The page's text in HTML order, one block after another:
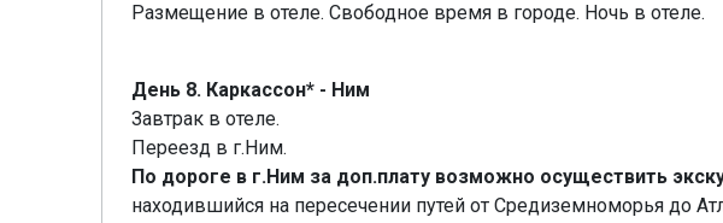
Размещение в отеле. Свободное время в городе. Ночь в отеле.
День 8. Каркассон* - Ним
Завтрак в отеле.
Переезд в г.Ним.
По дороге в г.Ним за доп.плату возможно осуществить
находившийся на пересечении путей от Средиземноморья до